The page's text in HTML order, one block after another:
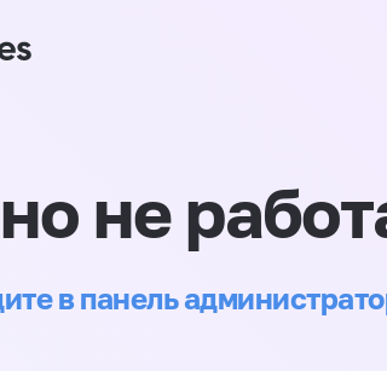
не
в панель